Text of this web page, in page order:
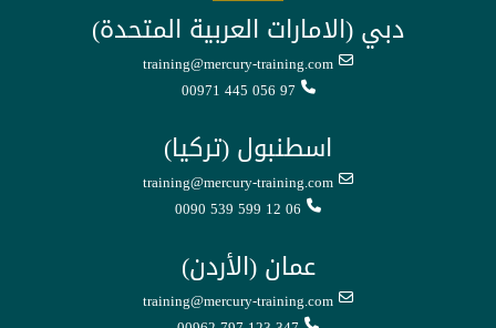
دبي (الامارات العربية المتحدة)
training@mercury-training.com
00971 445 056 97
اسطنبول (تركيا)
training@mercury-training.com
0090 539 599 12 06
عمان (الأردن)
training@mercury-training.com